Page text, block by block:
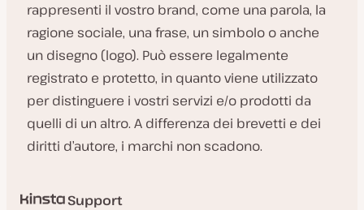
rappresenti il vostro brand, come una parola, la
ragione sociale, una frase, un simbolo o anche
un disegno (logo). Può essere legalmente
registrato e protetto, in quanto viene utilizzato
per distinguere i vostri servizi e/o prodotti da
quelli di un altro. A differenza dei brevetti e dei
diritti d’autore, i marchi non scadono.
Support